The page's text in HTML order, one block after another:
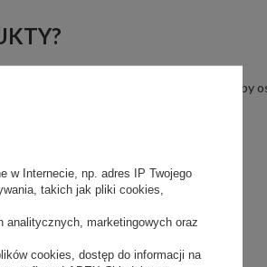
na stronie e-sklepu. Aby
firmę.
w Internecie, np. adres IP Twojego
takich jak pliki cookies,
analitycznych, marketingowych oraz
cookies, dostęp do informacji na